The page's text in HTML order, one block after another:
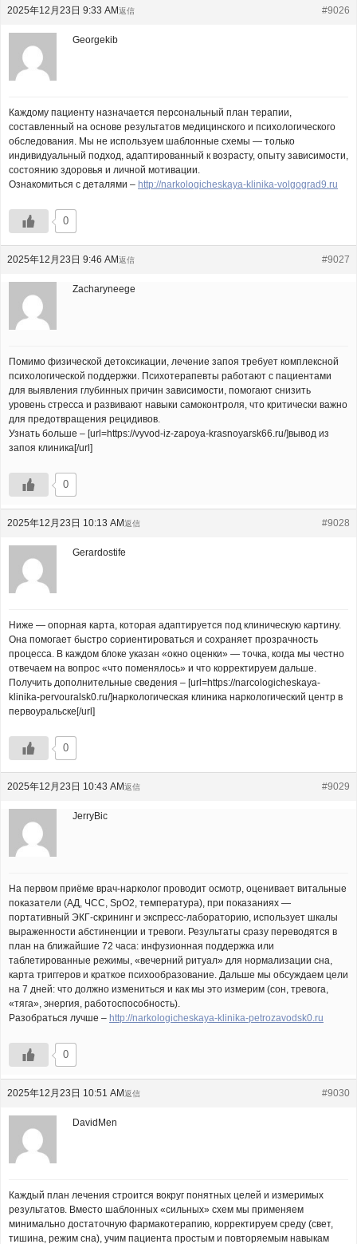
2025年12月23日 9:33 AM #9026
返信
Georgekib
Каждому пациенту назначается персональный план терапии,
составленный на основе результатов медицинского и психологического
обследования. Мы не используем шаблонные схемы — только
индивидуальный подход, адаптированный к возрасту, опыту зависимости,
состоянию здоровья и личной мотивации.
Ознакомиться с деталями – http://narkologicheskaya-klinika-volgograd9.ru
0
2025年12月23日 9:46 AM #9027
返信
Zacharyneege
Помимо физической детоксикации, лечение запоя требует комплексной
психологической поддержки. Психотерапевты работают с пациентами
для выявления глубинных причин зависимости, помогают снизить
уровень стресса и развивают навыки самоконтроля, что критически важно
для предотвращения рецидивов.
Узнать больше – [url=https://vyvod-iz-zapoya-krasnoyarsk66.ru/]вывод из
запоя клиника[/url]
0
2025年12月23日 10:13 AM #9028
返信
Gerardostife
Ниже — опорная карта, которая адаптируется под клиническую картину.
Она помогает быстро сориентироваться и сохраняет прозрачность
процесса. В каждом блоке указан «окно оценки» — точка, когда мы честно
отвечаем на вопрос «что поменялось» и что корректируем дальше.
Получить дополнительные сведения – [url=https://narcologicheskaya-
klinika-pervouralsk0.ru/]наркологическая клиника наркологический центр в
первоуральске[/url]
0
2025年12月23日 10:43 AM #9029
返信
JerryBic
На первом приёме врач-нарколог проводит осмотр, оценивает витальные
показатели (АД, ЧСС, SpO2, температура), при показаниях —
портативный ЭКГ-скрининг и экспресс-лабораторию, использует шкалы
выраженности абстиненции и тревоги. Результаты сразу переводятся в
план на ближайшие 72 часа: инфузионная поддержка или
таблетированные режимы, «вечерний ритуал» для нормализации сна,
карта триггеров и краткое психообразование. Дальше мы обсуждаем цели
на 7 дней: что должно измениться и как мы это измерим (сон, тревога,
«тяга», энергия, работоспособность).
Разобраться лучше – http://narkologicheskaya-klinika-petrozavodsk0.ru
0
2025年12月23日 10:51 AM #9030
返信
DavidMen
Каждый план лечения строится вокруг понятных целей и измеримых
результатов. Вместо шаблонных «сильных» схем мы применяем
минимально достаточную фармакотерапию, корректируем среду (свет,
тишина, режим сна), учим пациента простым и повторяемым навыкам